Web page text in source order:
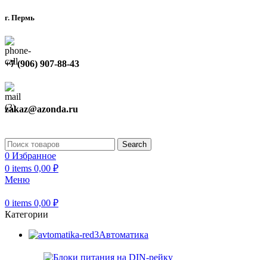
г. Пермь
+7 (906) 907-88-43
zakaz@azonda.ru
Search
0 Избранное
0 items 0,00 ₽
Меню
0 items 0,00 ₽
Категории
Автоматика